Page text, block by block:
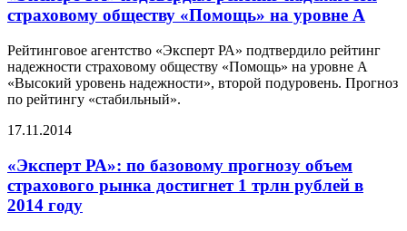
страховому обществу «Помощь» на уровне А
Рейтинговое агентство «Эксперт РА» подтвердило рейтинг
надежности страховому обществу «Помощь» на уровне А
«Высокий уровень надежности», второй подуровень. Прогноз
по рейтингу «стабильный».
17.11.2014
«Эксперт РА»: по базовому прогнозу объем
страхового рынка достигнет 1 трлн рублей в
2014 году